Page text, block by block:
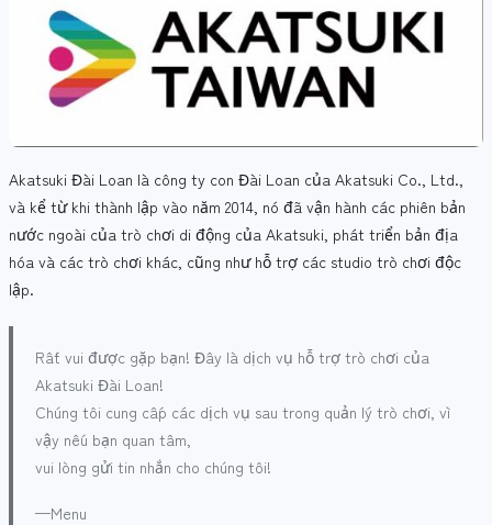
Akatsuki Đài Loan là công ty con Đài Loan của Akatsuki Co., Ltd.,
và kể từ khi thành lập vào năm 2014, nó đã vận hành các phiên bản
nước ngoài của trò chơi di động của Akatsuki, phát triển bản địa
hóa và các trò chơi khác, cũng như hỗ trợ các studio trò chơi độc
lập.
Rất vui được gặp bạn! Đây là dịch vụ hỗ trợ trò chơi của
Akatsuki Đài Loan!
Chúng tôi cung cấp các dịch vụ sau trong quản lý trò chơi, vì
vậy nếu bạn quan tâm,
vui lòng gửi tin nhắn cho chúng tôi!
—Menu